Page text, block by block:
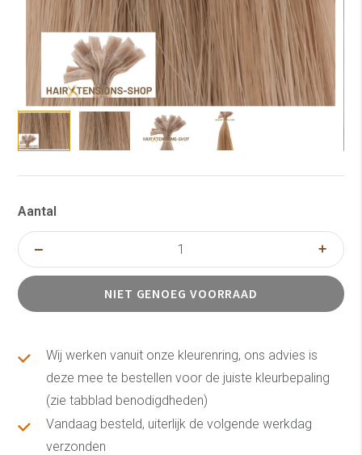
Aantal
NIET GENOEG VOORRAAD
Wij werken vanuit onze kleurenring, ons advies is
deze mee te bestellen voor de juiste kleurbepaling
(zie tabblad benodigdheden)
Vandaag besteld, uiterlijk de volgende werkdag
verzonden